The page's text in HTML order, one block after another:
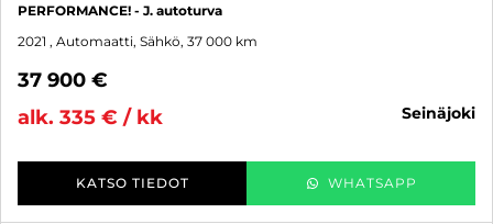
PERFORMANCE! - J. autoturva
2021 , Automaatti, Sähkö, 37 000 km
37 900 €
alk. 335 € / kk
seinäjoki
KATSO TIEDOT WHATSAPP